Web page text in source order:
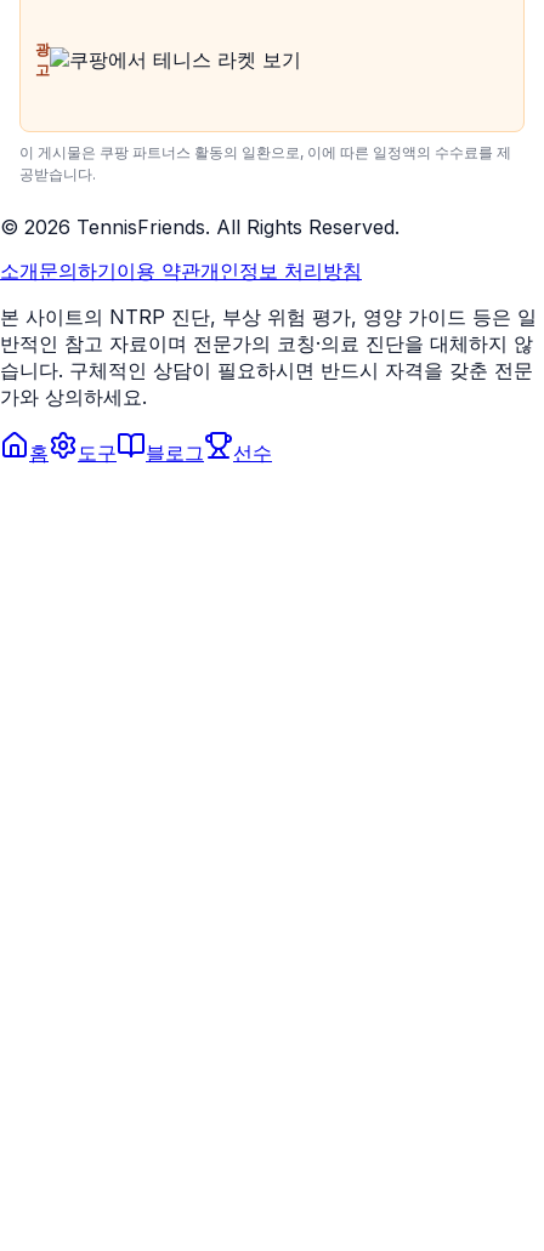
광
고
이 게시물은 쿠팡 파트너스 활동의 일환으로, 이에 따른 일정액의 수수료를 제
공받습니다.
© 2026 TennisFriends. All Rights Reserved.
소개문의하기이용 약관개인정보 처리방침
본 사이트의 NTRP 진단, 부상 위험 평가, 영양 가이드 등은 일
반적인 참고 자료이며 전문가의 코칭·의료 진단을 대체하지 않
습니다. 구체적인 상담이 필요하시면 반드시 자격을 갖춘 전문
가와 상의하세요.
홈 도구 블로그 선수